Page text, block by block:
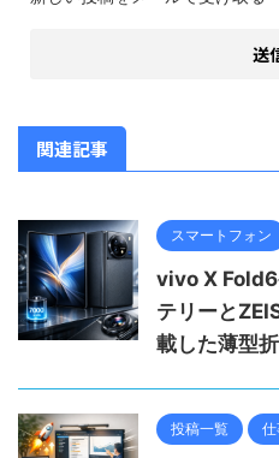
関連記事
スマートフォン
vivo X
テリーと
載した薄型
投稿一覧